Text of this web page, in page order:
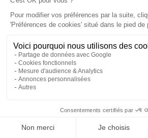
Campérêve Magellan 746 :
de l’espace